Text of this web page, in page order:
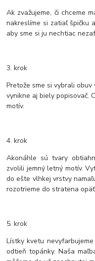
Ak zvažujeme, či chceme
nakreslíme si zatiaľ špičku
aby sme si ju nechtiac
3. krok
Pretože sme si vybrali
vynikne aj biely popisovač.
motív.
4. krok
Akonáhle sú tvary
zvolili jemný letný motív.
do ešte vlhkej vrstvy
rozotrieme do stratena
5. krok
Lístky kvetu
odtieň topánky. Naša